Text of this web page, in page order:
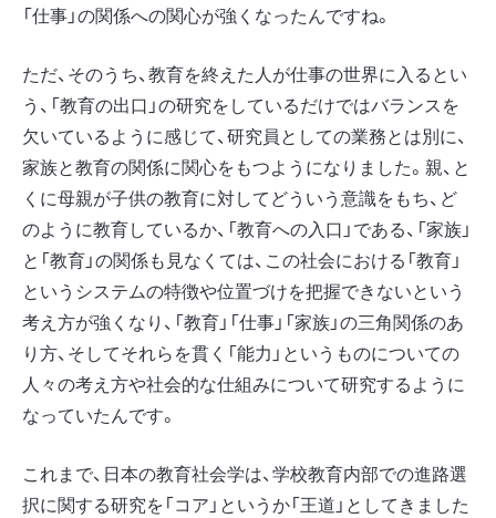
「仕事」の関係への関心が強くなったんですね。
ただ、そのうち、教育を終えた人が仕事の世界に入るとい
う、「教育の出口」の研究をしているだけではバランスを
欠いているように感じて、研究員としての業務とは別に、
家族と教育の関係に関心をもつようになりました。親、と
くに母親が子供の教育に対してどういう意識をもち、ど
のように教育しているか、「教育への入口」である、「家族」
と「教育」の関係も見なくては、この社会における「教育」
というシステムの特徴や位置づけを把握できないという
考え方が強くなり、「教育」「仕事」「家族」の三角関係のあ
り方、そしてそれらを貫く「能力」というものについての
人々の考え方や社会的な仕組みについて研究するように
なっていたんです。
これまで、日本の教育社会学は、学校教育内部での進路選
択に関する研究を「コア」というか「王道」としてきました